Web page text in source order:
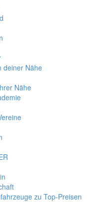
deiner Nähe
Nähe
zu Top-Preisen